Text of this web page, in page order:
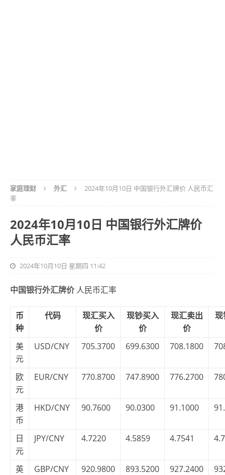
家庭理财 外汇
2024年10月10日 中国银行外汇牌价 人民币汇
率
2024年10月10日 中国银行外汇牌价
人民币汇率
2024年10月10日 星期四 11:42
中国银行外汇牌价人民币汇率
币
种
代码
现汇买入
价
现钞买入
价
现汇卖出
价
现
美
元
USD/CNY 705.3700 699.6300 708.1800
欧
元
EUR/CNY 770.8700 747.8900 776.2700
港
币
HKD/CNY 90.7600 90.0300 91.1000
日
元
JPY/CNY 4.7220 4.5859 4.7541
英
GBP/CNY 920.9800 893.5200 927.2400